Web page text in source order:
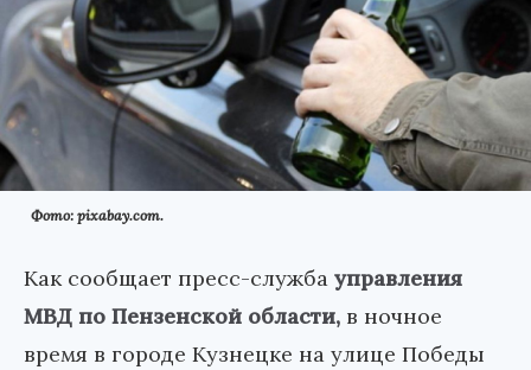
Фото: pixabay.com.
Как сообщает пресс-служба управления
МВД по Пензенской области, в ночное
время в городе Кузнецке на улице Победы